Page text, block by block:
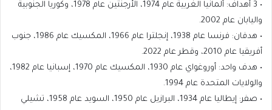
• 3 أهداف: ألمانيا الغربية عام 1974، الأرجنتين عام 1978، وكوريا الجنوبية
واليابان عام 2002.
• هدفان: فرنسا عام 1938، إنجلترا عام 1966، المكسيك عام 1986، جنوب
أفريقيا عام 2010، وقطر عام 2022.
• هدف واحد: أوروغواي عام 1930، المكسيك عام 1970، إسبانيا عام 1982،
والولايات المتحدة عام 1994.
• صفر: إيطاليا عام 1934، البرازيل عام 1950، السويد عام 1958، تشيلي